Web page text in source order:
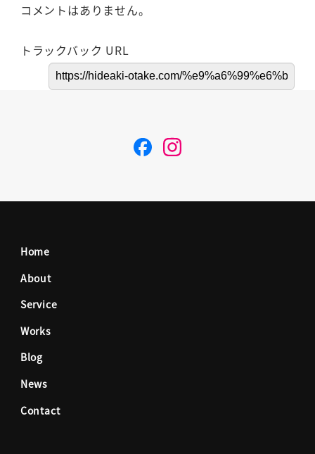
コメントはありません。
トラックバック URL
F I
Home
About
Service
Works
Blog
News
Contact